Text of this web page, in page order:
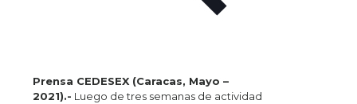
Prensa CEDESEX (Caracas, Mayo –
2021).- Luego de tres semanas de actividad